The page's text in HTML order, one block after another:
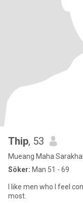
Thip, 53
Mueang Maha
Söker: Man 51 - 69
I like men who I feel
most.